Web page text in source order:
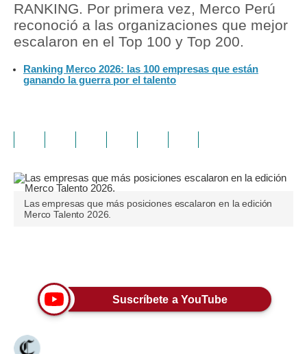
RANKING. Por primera vez, Merco Perú
reconoció a las organizaciones que mejor
escalaron en el Top 100 y Top 200.
Ranking Merco 2026: las 100 empresas que están
ganando la guerra por el talento
Las empresas que más posiciones escalaron en la edición
Merco Talento 2026.
Suscríbete a YouTube